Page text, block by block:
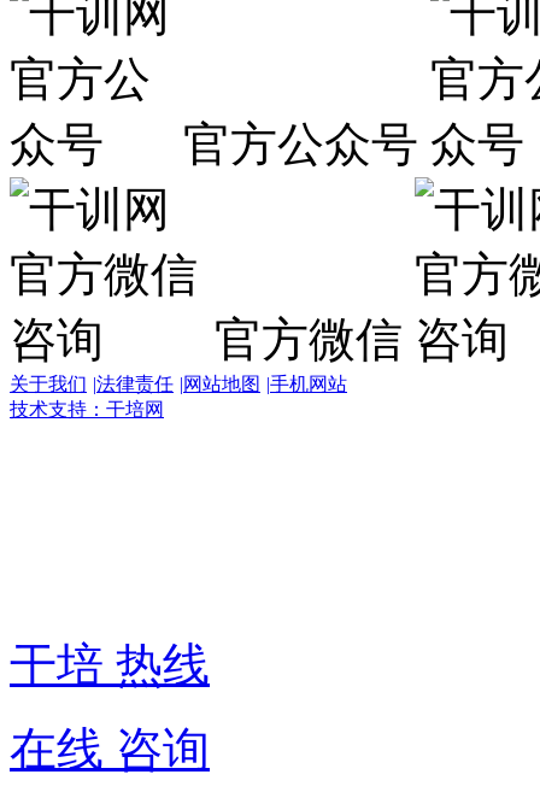
官方公众号
官方微信
关于我们 |法律责任 |网站地图 |手机网站
技术支持：干培网
干培 热线
在线 咨询